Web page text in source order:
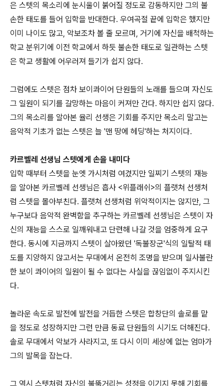
은 스텟의 목소리에 눈시울이 붉어질 정도로 감동하지만 그의 불
손한 태도를 들어 입학을 반대한다. 우여곡절 끝에 입학은 했지만
이미 나이도 많고, 악보조차 볼 줄 모르며, 거기에 자신을 배척하는
학교 분위기에 이전 학교에서 하듯 불손한 태도로 일관하는 스텟
은 학교 생활에 어우러져 들기가 쉽지 않다.
그럼에도 스텟은 점차 보이콰이어 단원들의 노래를 들으며 자신도
그 일원이 되기를 갈망하는 마음이 커져만 간다. 하지만 쉽지 않다.
그의 목소리를 알아본 율리 선생은 기회를 주지만 목소리 말고는
음악적 기초가 없는 스텟은 늘 '맨 땅에 헤딩'하는 처지이다.
카르벨레 선생님 스텟에게 손을 내미다
입학 때부터 스텟을 눈엣 가시처럼 여겼지만 일찌기 스텟의 재능
을 알아본 카르벨레 선생님은 흡사 <위플래쉬>의 플랫쳐 선생처
럼 스텟을 몰아부친다. 플랫쳐 선생처럼 위악적이지는 않지만, 그
누구보다 음악적 완벽함을 추구하는 카르벨레 선생님은 스텟이 자
신의 재능을 스스로 일깨워내고 단련해 나갈 것을 엄중하게 요구
한다. 동시에 지금까지 스텟이 살아왔던 '독불장군'식의 일탈적 태
도를 지양하지 않고서는 무대에서 온전히 조명을 받으며 일사불란
한 보이 콰이어의 일원이 될 수 없다는 사실을 끊임없이 주지시킨
다.
놀라운 속도로 발전에 발전을 거듭한 스텟은 합창단의 솔로를 맡
을 정도로 성장하지만 그런 만큼 동료 단원들의 시기도 더해진다.
솔로 무대에서 악보가 사라지고, 또 다시 이미 세상에 없는 엄마가
그의 발목을 잡는다.
그 역시 스텟처럼 자신의 불뚝거리는 성정을 이기지 못해 기회를